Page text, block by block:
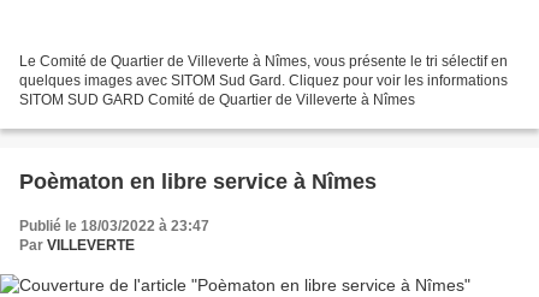
Le Comité de Quartier de Villeverte à Nîmes, vous présente le tri sélectif en
quelques images avec SITOM Sud Gard. Cliquez pour voir les informations
SITOM SUD GARD Comité de Quartier de Villeverte à Nîmes
Poèmaton en libre service à Nîmes
Publié le 18/03/2022 à 23:47
Par VILLEVERTE